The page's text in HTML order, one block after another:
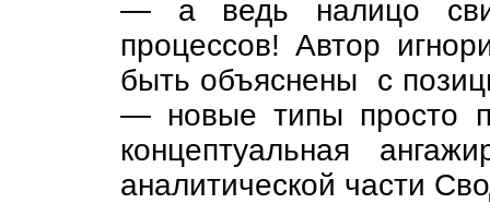
— а ведь налицо
процессов! Автор
быть объяснены с
— новые типы просто
концептуальная
аналитической части